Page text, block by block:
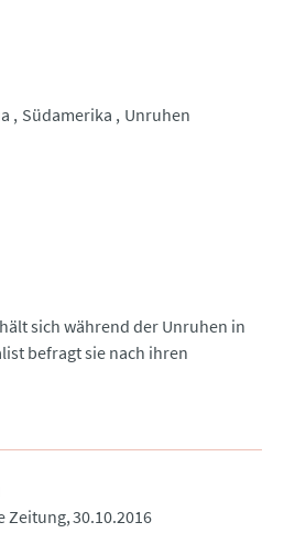
Südamerika
Unruhen
sich während der Unruhen in
befragt sie nach ihren
Zeitung 30.10.2016